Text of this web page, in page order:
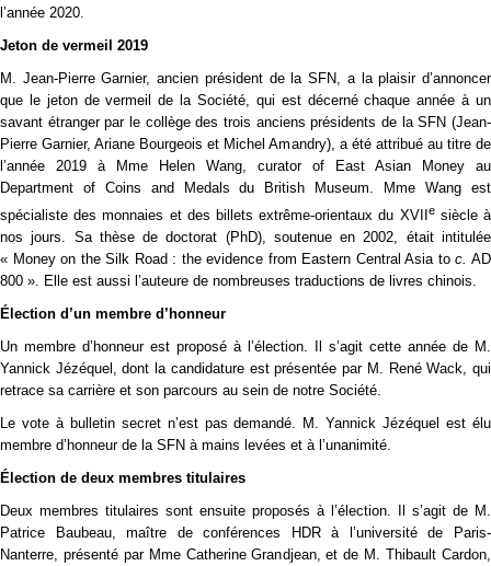
l’année 2020.
Jeton de vermeil 2019
M. Jean-Pierre Garnier, ancien président de la SFN, a la plaisir d’annoncer
que le jeton de vermeil de la Société, qui est décerné chaque année à un
savant étranger par le collège des trois anciens présidents de la SFN (Jean-
Pierre Garnier, Ariane Bourgeois et Michel Amandry), a été attribué au titre de
l’année 2019 à Mme Helen Wang, curator of East Asian Money au
Department of Coins and Medals du British Museum. Mme Wang est
spécialiste des monnaies et des billets extrême-orientaux du XVII
esiècle à
nos jours. Sa thèse de doctorat (PhD), soutenue en 2002, était intitulée
« Money on the Silk Road : the evidence from Eastern Central Asia toc. AD
800 ». Elle est aussi l’auteure de nombreuses traductions de livres chinois.
Élection d’un membre d’honneur
Un membre d’honneur est proposé à l’élection. Il s’agit cette année de M.
Yannick Jézéquel, dont la candidature est présentée par M. René Wack, qui
retrace sa carrière et son parcours au sein de notre Société.
Le vote à bulletin secret n’est pas demandé. M. Yannick Jézéquel est élu
membre d’honneur de la SFN à mains levées et à l’unanimité.
Élection de deux membres titulaires
Deux membres titulaires sont ensuite proposés à l’élection. Il s’agit de M.
Patrice Baubeau, maître de conférences HDR à l’université de Paris-
Nanterre, présenté par Mme Catherine Grandjean, et de M. Thibault Cardon,